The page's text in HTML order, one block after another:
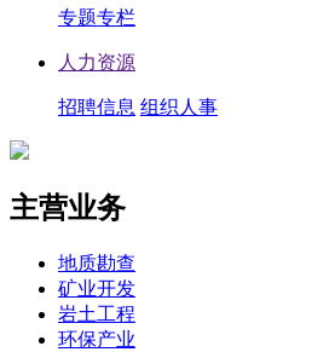
专题专栏
人力资源
招聘信息 组织人事
主营业务
地质勘查
矿业开发
岩土工程
环保产业